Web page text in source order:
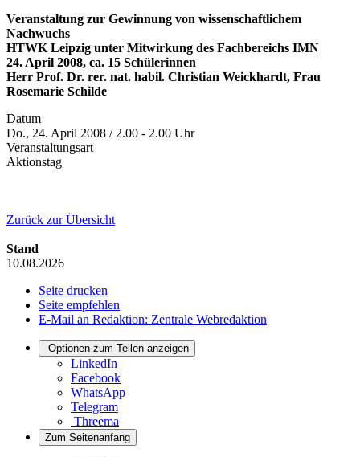
Veranstaltung zur Gewinnung von wissenschaftlichem
Nachwuchs
HTWK Leipzig unter Mitwirkung des Fachbereichs IMN
24. April 2008, ca. 15 Schülerinnen
Herr Prof. Dr. rer. nat. habil. Christian Weickhardt, Frau
Rosemarie Schilde
Datum
Do., 24. April 2008 / 2.00 - 2.00 Uhr
Veranstaltungsart
Aktionstag
Zurück zur Übersicht
Stand
10.08.2026
Seite drucken
Seite empfehlen
E-Mail an Redaktion: Zentrale Webredaktion
Optionen zum Teilen anzeigen
LinkedIn
Facebook
WhatsApp
Telegram
Threema
Zum Seitenanfang